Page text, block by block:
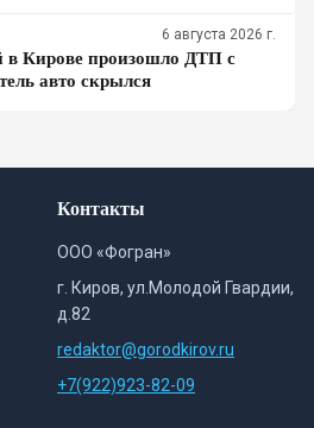
6 августа 2026 г.
в Кирове произошло ДТП с
авто скрылся
Контакты
ООО «Фогран»
г. Киров, ул.Молодой Гвардии,
д.82
redaktor@gorodkirov.ru
+7(922)923-82-09